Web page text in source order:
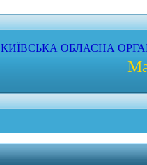
КИЇВСЬКА ОБЛАСНА